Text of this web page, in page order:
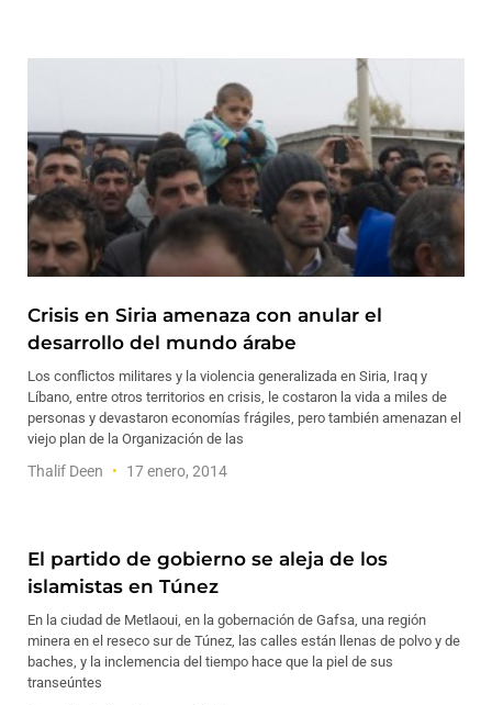
Crisis en Siria amenaza con anular el
desarrollo del mundo árabe
Los conflictos militares y la violencia generalizada en Siria, Iraq y
Líbano, entre otros territorios en crisis, le costaron la vida a miles de
personas y devastaron economías frágiles, pero también amenazan el
viejo plan de la Organización de las
Thalif Deen 17 enero, 2014
El partido de gobierno se aleja de los
islamistas en Túnez
En la ciudad de Metlaoui, en la gobernación de Gafsa, una región
minera en el reseco sur de Túnez, las calles están llenas de polvo y de
baches, y la inclemencia del tiempo hace que la piel de sus
transeúntes